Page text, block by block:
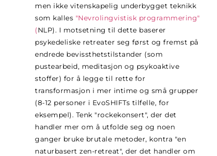
men ikke vitenskapelig underbygget teknikk
som kalles "Nevrolingvistisk programmering"
(NLP). I motsetning til dette baserer
psykedeliske retreater seg først og fremst på
endrede bevissthetstilstander (som
pustearbeid, meditasjon og psykoaktive
stoffer) for å legge til rette for
transformasjon i mer intime og små grupper
(8-12 personer i EvoSHIFTs tilfelle, for
eksempel). Tenk "rockekonsert", der det
handler mer om å utfolde seg og noen
ganger bruke brutale metoder, kontra "en
naturbasert zen-retreat", der det handler om